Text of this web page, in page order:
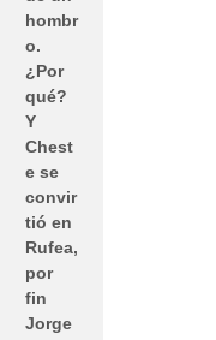
hombr
o.
¿Por
qué?
Y
Chest
e se
convir
tió en
Rufea,
por
fin
Jorge